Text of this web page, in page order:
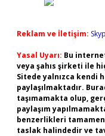
Reklam ve İletişim:
Yasal Uyarı: Bu
veya şahıs şirketi ile
Sitede yalnızca kendi
paylaşılmaktadır.
taşımamakta olup,
paylaşım
benzerlikleri
taslak halindedir ve